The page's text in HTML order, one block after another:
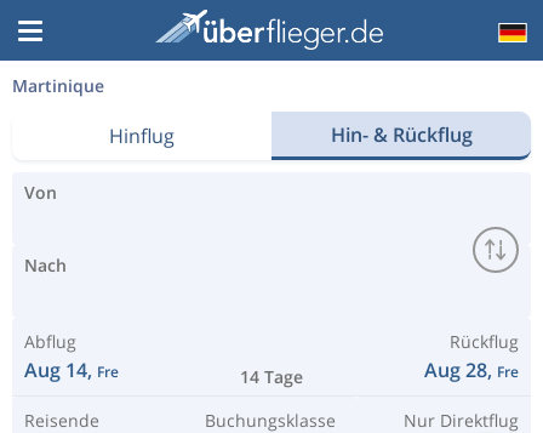
Martinique
Hinflug Hin- & Rückflug
Von
Nach
Abflug
Aug 14, Fre 14 Tage
Rückflug
Aug 28, Fre
Reisende Buchungsklasse Nur Direktflug